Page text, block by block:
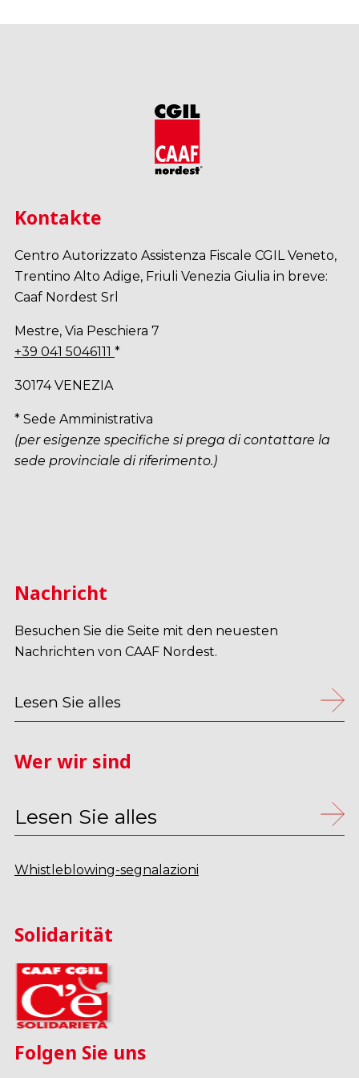
Kontakte
Centro Autorizzato Assistenza Fiscale CGIL Veneto,
Trentino Alto Adige, Friuli Venezia Giulia in breve:
Caaf Nordest Srl
Mestre, Via Peschiera 7
+39 041 5046111 *
30174 VENEZIA
* Sede Amministrativa
(per esigenze specifiche si prega di contattare la
sede provinciale di riferimento.)
Nachricht
Besuchen Sie die Seite mit den neuesten
Nachrichten von CAAF Nordest.
Lesen Sie alles
Wer wir sind
Lesen Sie alles
Whistleblowing-segnalazioni
Solidarität
Folgen Sie uns